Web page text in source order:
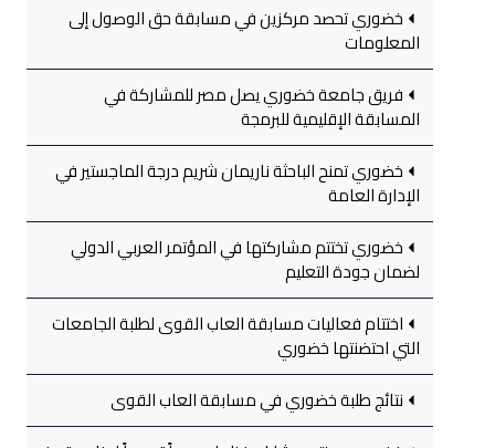
خضوري تحصد مركزين في مسابقة حق الوصول إلى
المعلومات
فريق جامعة خضوري يصل مصر للمشاركة في
المسابقة الإقليمية للبرمجة
خضوري تمنح الباحثة ناريمان شريم درجة الماجستير في
الإدارة العامة
خضوري تختتم مشاركتها في المؤتمر العربي الدولي
لضمان جودة التعليم
اختتام فعاليات مسابقة العاب القوى لطلبة الجامعات
التي احتضنتها خضوري
نتائج طلبة خضوري في مسابقة العاب القوى